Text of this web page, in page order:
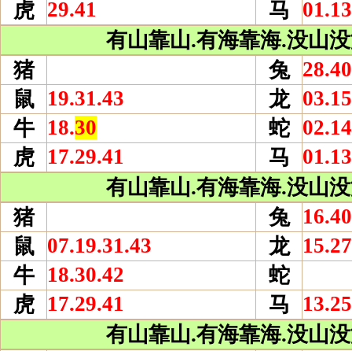
虎 29.41 马
有山靠山.有海靠海.没山
猪
兔 28.40
鼠
19.31.43 龙
牛
18.30 蛇
虎
17.29.41 马
有山靠山.有海靠海.没山
猪
兔
16.40
鼠 07.19.31.43 龙
牛
18.30.42
蛇
虎
17.29.41 马
有山靠山.有海靠海.没山